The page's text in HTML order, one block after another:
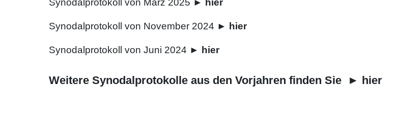
Synodalprotokoll von März 2025 ► hier
Synodalprotokoll von November 2024 ► hier
Synodalprotokoll von Juni 2024 ► hier
Weitere Synodalprotokolle aus den Vorjahren finden Sie ► hier